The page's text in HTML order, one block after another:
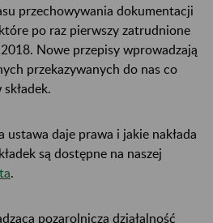
przechowywania dokumentacji
po raz pierwszy zatrudnione
Nowe przepisy wprowadzają
przekazywanych do nas co
ustawa daje prawa i jakie nakłada
są dostępne na naszej
.
pozarolniczą działalność